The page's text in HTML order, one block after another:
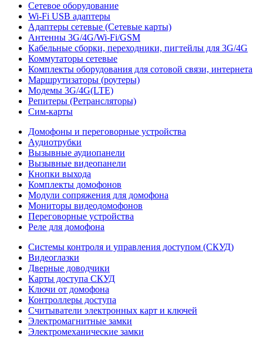
Сетевое оборудование
Wi-Fi USB адаптеры
Адаптеры сетевые (Сетевые карты)
Антенны 3G/4G/Wi-Fi/GSM
Кабельные сборки, переходники, пигтейлы для 3G/4G
Коммутаторы сетевые
Комплекты оборудования для сотовой связи, интернета
Маршрутизаторы (роутеры)
Модемы 3G/4G(LTE)
Репитеры (Ретрансляторы)
Сим-карты
Домофоны и переговорные устройства
Аудиотрубки
Вызывные аудиопанели
Вызывные видеопанели
Кнопки выхода
Комплекты домофонов
Модули сопряжения для домофона
Мониторы видеодомофонов
Переговорные устройства
Реле для домофона
Системы контроля и управления доступом (СКУД)
Видеоглазки
Дверные доводчики
Карты доступа СКУД
Ключи от домофона
Контроллеры доступа
Считыватели электронных карт и ключей
Электромагнитные замки
Электромеханические замки